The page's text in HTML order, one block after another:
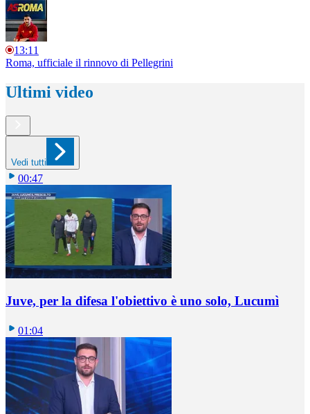
13:11
Roma, ufficiale il rinnovo di Pellegrini
Ultimi video
Vedi tutti
00:47
Juve, per la difesa l'obiettivo è uno solo, Lucumì
01:04